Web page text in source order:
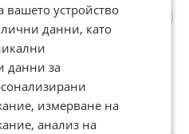
4-СТАЕН, гр.
област Габрово
€
лв
ДДС
Габрово, 21 юли
устройство
данни, като
данни за
измерване на
анализ на